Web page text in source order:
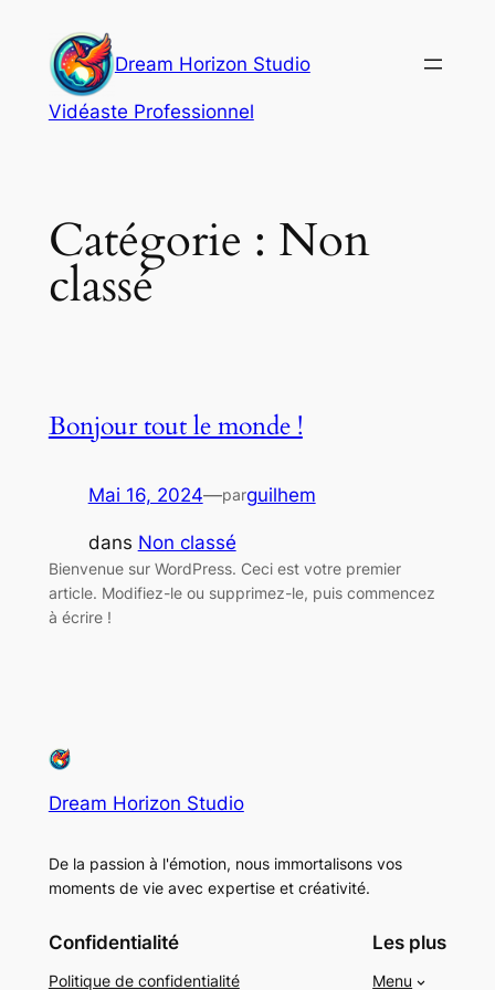
contenu
Dream Horizon Studio
Vidéaste Professionnel
Catégorie : Non
classé
Bonjour tout le monde !
Mai 16, 2024—parguilhem
dans Non classé
Bienvenue sur WordPress. Ceci est votre premier
article. Modifiez-le ou supprimez-le, puis commencez
à écrire !
Dream Horizon Studio
De la passion à l'émotion, nous immortalisons vos
moments de vie avec expertise et créativité.
Confidentialité
Politique de confidentialité
Les plus
Menu